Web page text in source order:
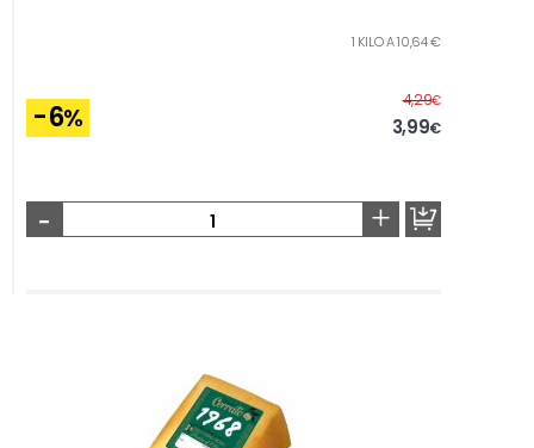
1 KILO A 10,64 €
-6%
4,29€Antes
3,99€
- +